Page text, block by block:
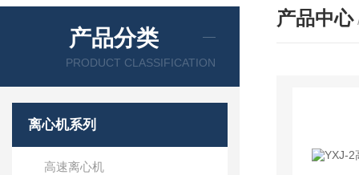
产品分类
PRODUCT CLASSIFICATION
离心机系列
高速离心机
产品中心